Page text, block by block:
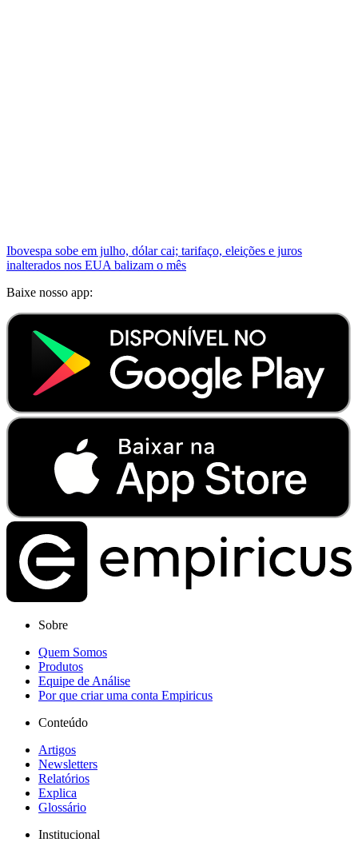
Ibovespa sobe em julho, dólar cai; tarifaço, eleições e juros
inalterados nos EUA balizam o mês
Baixe nosso app:
Sobre
Quem Somos
Produtos
Equipe de Análise
Por que criar uma conta Empiricus
Conteúdo
Artigos
Newsletters
Relatórios
Explica
Glossário
Institucional